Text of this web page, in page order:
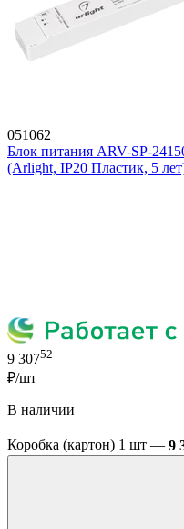
051062
Блок питания ARV-SP-
(Arlight, IP20 Пластик, 5
9 30752
₽/шт
В наличии
Коробка (картон) 1 шт — 9